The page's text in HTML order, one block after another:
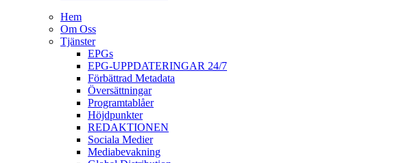
Hem
Om Oss
Tjänster
EPGs
EPG-UPPDATERINGAR 24/7
Förbättrad Metadata
Översättningar
Programtablåer
Höjdpunkter
REDAKTIONEN
Sociala Medier
Mediabevakning